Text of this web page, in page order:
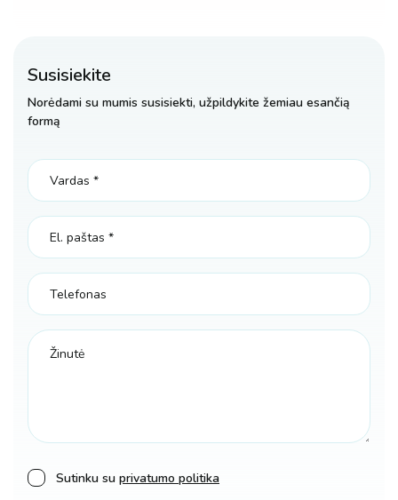
Susisiekite
Norėdami su mumis susisiekti, užpildykite žemiau esančią
formą
Sutinku su privatumo politika